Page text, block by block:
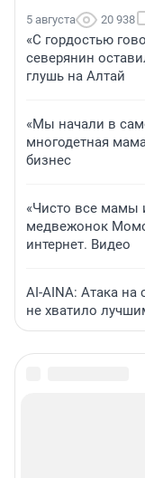
5 августа 20 938
«С гордостью
северянин
глушь на Алтай
«Мы начали в
многодетная
бизнес
«Чисто все мамы
медвежонок
интернет. Видео
AI-AINA: Атака на
не хватило